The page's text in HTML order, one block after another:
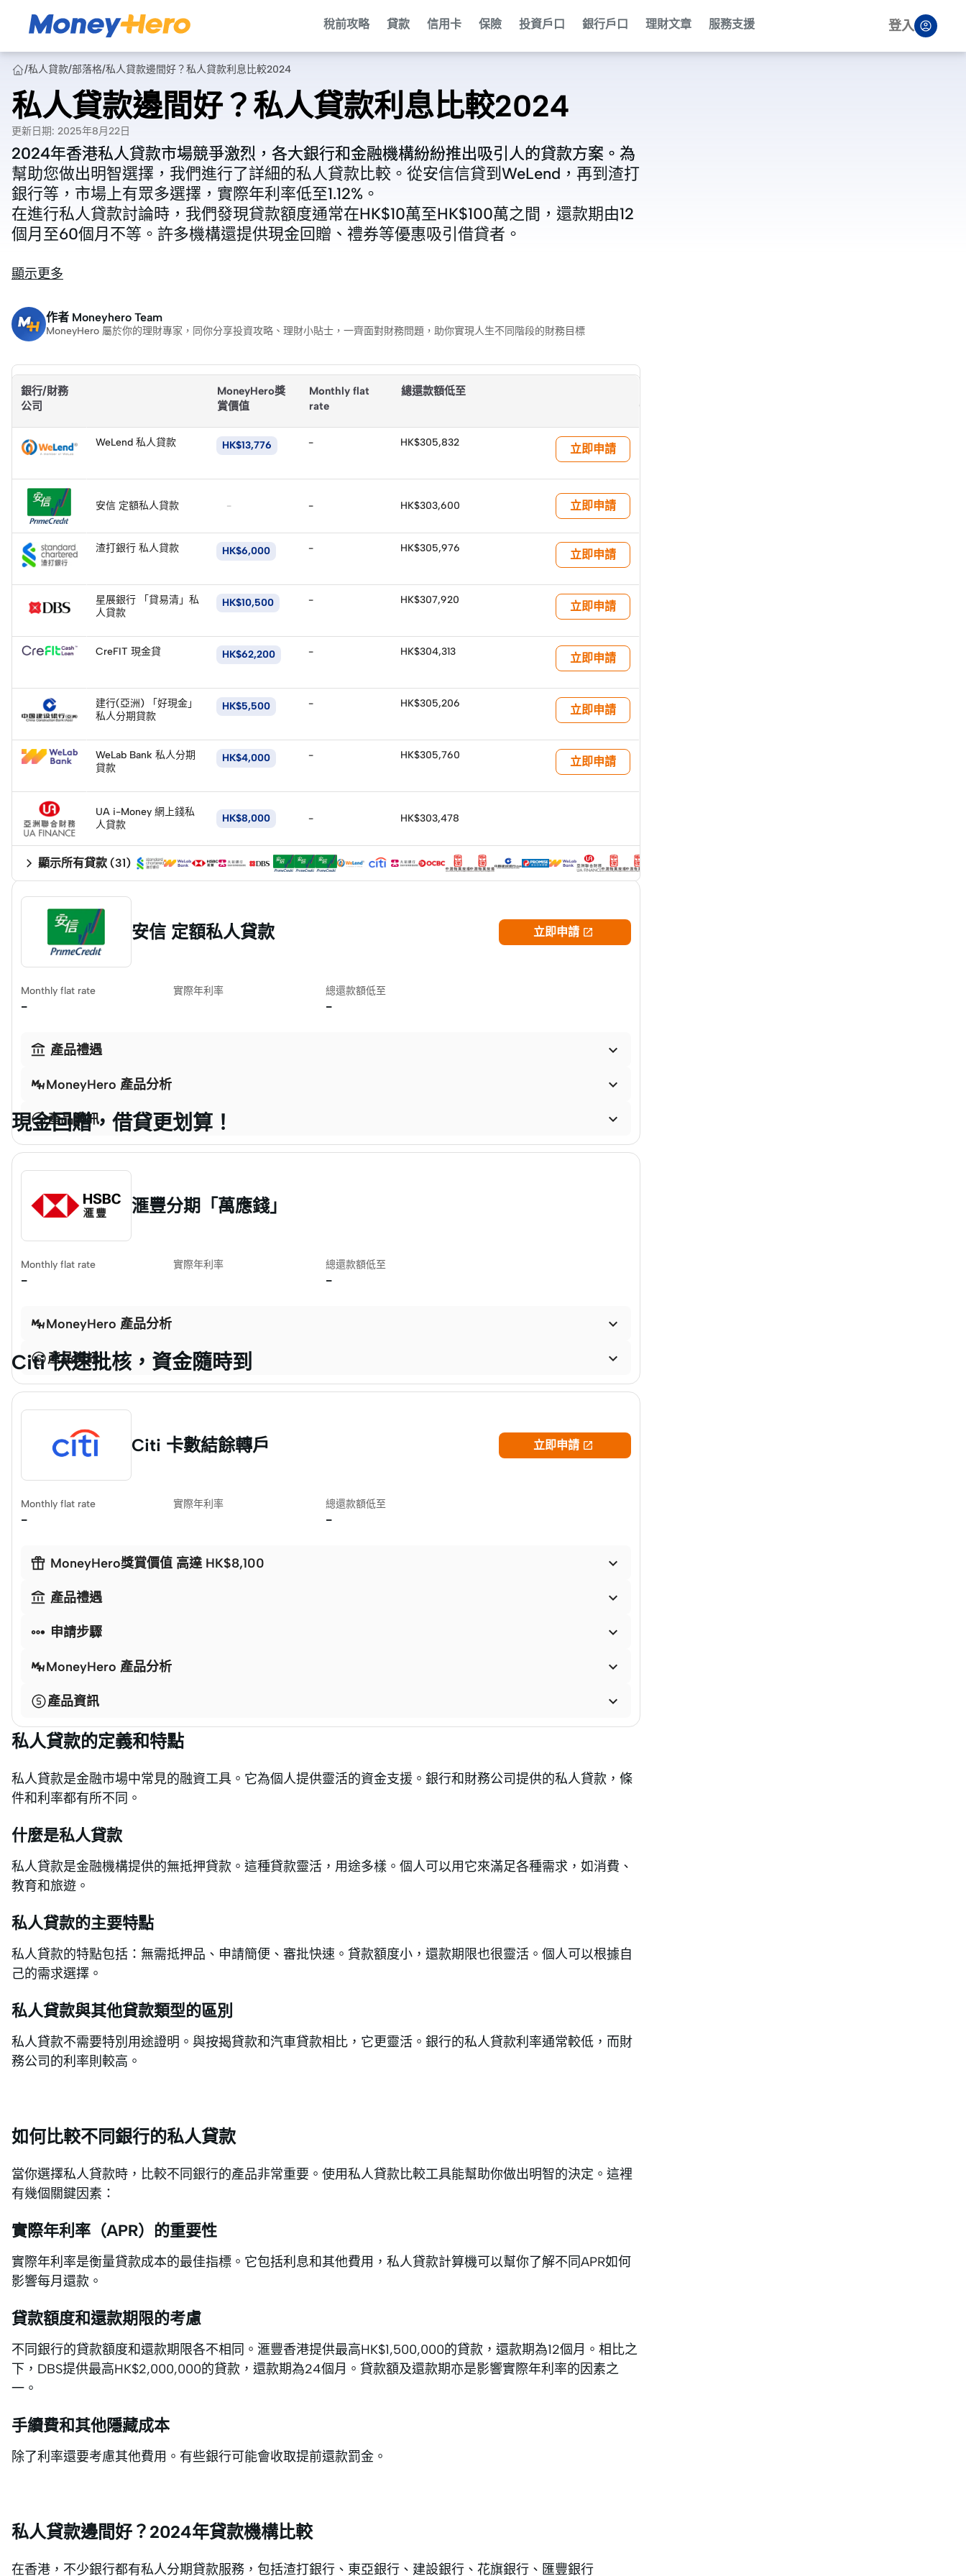
稅前攻略 貸款 信用卡 保險 投資戶口 銀行戶口 理財文章 服務支援 登入
/私人貸款/部落格/私人貸款邊間好？私人貸款利息比較2024
私人貸款邊間好？私人貸款利息比較2024
更新日期: 2025年8月22日
2024年香港私人貸款市場競爭激烈，各大銀行和金融機構紛紛推出吸引人的貸款方案。為
幫助您做出明智選擇，我們進行了詳細的私人貸款比較。從安信信貸到WeLend，再到渣打
銀行等，市場上有眾多選擇，實際年利率低至1.12%。
在進行私人貸款討論時，我們發現貸款額度通常在HK$10萬至HK$100萬之間，還款期由12
個月至60個月不等。許多機構還提供現金回贈、禮券等優惠吸引借貸者。
2024年香港私人貸款市場競爭激烈，各大銀行和金融機構紛紛推出吸引人的貸款方案。為
幫助您做出明智選擇，我們進行了詳細的私人貸款比較。從安信信貸到WeLend，再到渣打
銀行等，市場上有眾多選擇，實際年利率低至1.12%。
在進行私人貸款討論時，我們發現貸款額度通常在HK$10萬至HK$100萬之間，還款期由12
個月至60個月不等。許多機構還提供現金回贈、禮券等優惠吸引借貸者。
顯示更多
作者 Moneyhero Team
MoneyHero 屬於你的理財專家，同你分享投資攻略、理財小貼士，一齊面對財務問題，助你實現人生不同階段的財務目標
為什麼選擇信任 MoneyHero？
銀行/財務
公司
MoneyHero獎
賞價值
Monthly flat
rate
總還款額低至
WeLend 私人貸款
即
HK$13,776 - HK$305,832 立即申請
安信 定額私人貸款
立
- - HK$303,600 立即申請
渣打銀行 私人貸款
即
HK$6,000 - HK$305,976 立即申請
星展銀行 「貸易清」私
人貸款
即
HK$10,500 - HK$307,920 立即申請
CreFIT 現金貸
即
HK$62,200 - HK$304,313 立即申請
建行(亞洲) 「好現金」
私人分期貸款
即
HK$5,500 - HK$305,206 立即申請
WeLab Bank 私人分期
貸款
即
HK$4,000 - HK$305,760 立即申請
UA i-Money 網上錢私
人貸款
HK$8,000 - HK$303,478
顯示所有貸款 (31)
靈活貸款額度，量身定制你的需求！
PrimeCredit，低息貸款，輕鬆還款！
安信 定額私人貸款 立即申請 
Monthly flat rate
-
實際年利率 總還款額低至
-
 產品禮遇 
MoneyHero 產品分析 
產品資訊 
現金回贈，借貸更划算！
滙豐分期「萬應錢」
Monthly flat rate
-
實際年利率 總還款額低至
-
MoneyHero 產品分析 
產品資訊 
Citi 快速批核，資金隨時到
Citi 卡數結餘轉戶 立即申請 
Monthly flat rate
-
實際年利率 總還款額低至
-
 MoneyHero獎賞價值 高達 HK$8,100 
 產品禮遇 
 申請步驟 
MoneyHero 產品分析 
產品資訊 
私人貸款的定義和特點
私人貸款是金融市場中常見的融資工具。它為個人提供靈活的資金支援。銀行和財務公司提供的私人貸款，條
件和利率都有所不同。
什麼是私人貸款
私人貸款是金融機構提供的無抵押貸款。這種貸款靈活，用途多樣。個人可以用它來滿足各種需求，如消費、
教育和旅遊。
私人貸款的主要特點
私人貸款的特點包括：無需抵押品、申請簡便、審批快速。貸款額度小，還款期限也很靈活。個人可以根據自
己的需求選擇。
私人貸款與其他貸款類型的區別
私人貸款不需要特別用途證明。與按揭貸款和汽車貸款相比，它更靈活。銀行的私人貸款利率通常較低，而財
務公司的利率則較高。
如何比較不同銀行的私人貸款
當你選擇私人貸款時，比較不同銀行的產品非常重要。使用私人貸款比較工具能幫助你做出明智的決定。這裡
有幾個關鍵因素：
實際年利率（APR）的重要性
實際年利率是衡量貸款成本的最佳指標。它包括利息和其他費用，私人貸款計算機可以幫你了解不同APR如何
影響每月還款。
貸款額度和還款期限的考慮
不同銀行的貸款額度和還款期限各不相同。滙豐香港提供最高HK$1,500,000的貸款，還款期為12個月。相比之
下，DBS提供最高HK$2,000,000的貸款，還款期為24個月。貸款額及還款期亦是影響實際年利率的因素之
一。
手續費和其他隱藏成本
除了利率還要考慮其他費用。有些銀行可能會收取提前還款罰金。
私人貸款邊間好？2024年貸款機構比較
在香港，不少銀行都有私人分期貸款服務，包括渣打銀行、東亞銀行、建設銀行、花旗銀行、匯豐銀行